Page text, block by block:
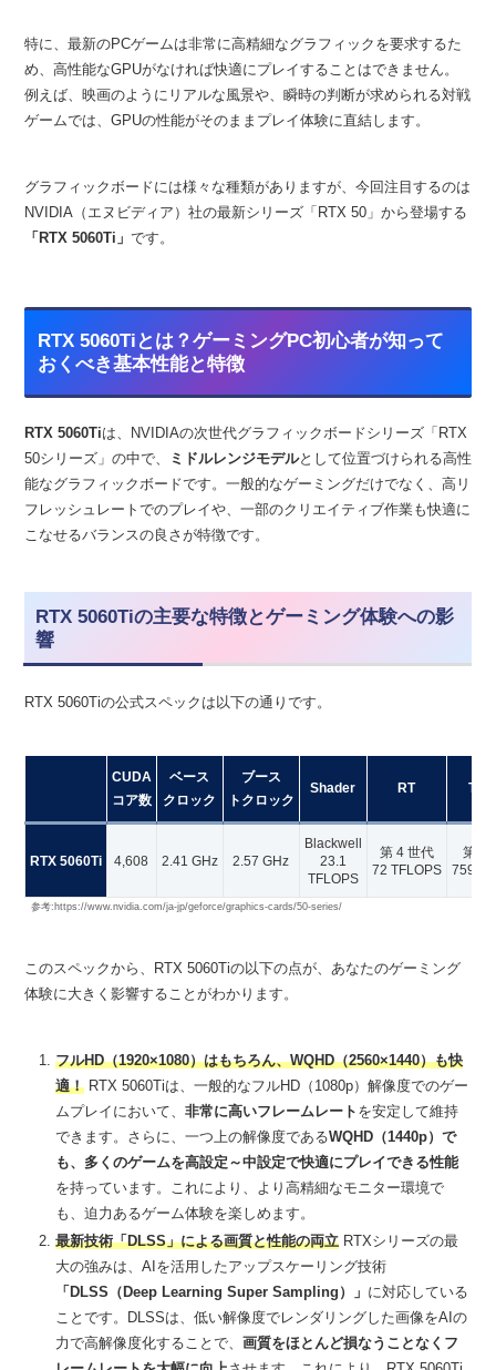
特に、最新のPCゲームは非常に高精細なグラフィックを要求するた
め、高性能なGPUがなければ快適にプレイすることはできません。
例えば、映画のようにリアルな風景や、瞬時の判断が求められる対戦
ゲームでは、GPUの性能がそのままプレイ体験に直結します。
グラフィックボードには様々な種類がありますが、今回注目するのは
NVIDIA（エヌビディア）社の最新シリーズ「RTX 50」から登場する
「RTX 5060Ti」 です。
RTX 5060Tiとは？ゲーミングPC初心者が知って
おくべき基本性能と特徴
RTX 5060Tiは、NVIDIAの次世代グラフィックボードシリーズ「RTX
50シリーズ」の中で、
ミドルレンジモデルとして位置づけられる高性
能なグラフィックボードです。一般的なゲーミングだけでなく、高リ
フレッシュレートでのプレイや、一部のクリエイティブ作業も快適に
こなせるバランスの良さが特徴です。
RTX 5060Tiの主要な特徴とゲーミング体験への影
響
RTX 5060Tiの公式スペックは以下の通りです。
CUDA
コア数
ベース
クロック
ブース
トクロック
Shader RT
RTX 5060Ti 4,608 2.41 GHz 2.57 GHz
Blackwell
23.1
TFLOPS
第 4 世代
72 TFLOPS
第 5
759 AI
参考:https://www.nvidia.com/ja-jp/geforce/graphics-cards/50-series/
このスペックから、RTX 5060Tiの以下の点が、あなたのゲーミング
体験に大きく影響することがわかります。
フルHD（1920×1080）はもちろん、WQHD（2560×1440）も快
適！ RTX 5060Tiは、一般的なフルHD（1080p）解像度でのゲー
ムプレイにおいて、非常に高いフレームレート を安定して維持
できます。さらに、一つ上の解像度であるWQHD（1440p）で
も、多くのゲームを高設定～中設定で快適にプレイできる性能
を持っています。これにより、より高精細なモニター環境で
も、迫力あるゲーム体験を楽しめます。
最新技術「DLSS」による画質と性能の両立 RTXシリーズの最
大の強みは、AIを活用したアップスケーリング技術
「DLSS（Deep Learning Super Sampling）」 に対応している
ことです。DLSSは、低い解像度でレンダリングした画像をAIの
力で高解像度化することで、画質をほとんど損なうことなくフ